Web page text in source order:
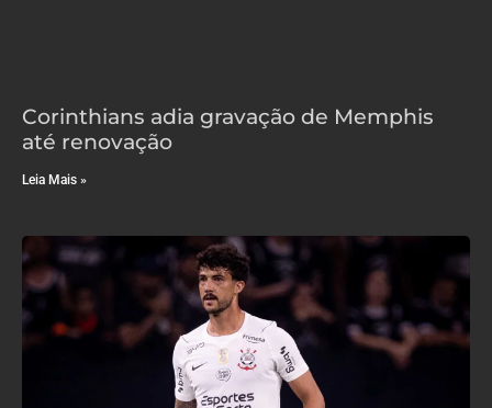
Corinthians adia gravação de Memphis
até renovação
Leia Mais »